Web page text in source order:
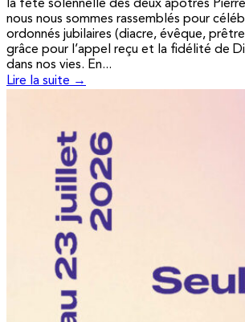
la fête solennelle des deux apôtres
nous nous sommes rassemblés pour
ordonnés jubilaires (diacre, évêque,
grâce pour l’appel reçu et la fidélité de
dans nos vies. En...
Lire la suite →